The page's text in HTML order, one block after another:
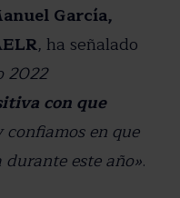
García,
, ha señalado
2022
con que
en que
este año».